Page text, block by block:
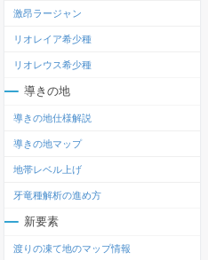
激昂ラージャン
リオレイア希少種
リオレウス希少種
導きの地
導きの地仕様解説
導きの地マップ
地帯レベル上げ
牙竜種解析の進め方
新要素
渡りの凍て地のマップ情報